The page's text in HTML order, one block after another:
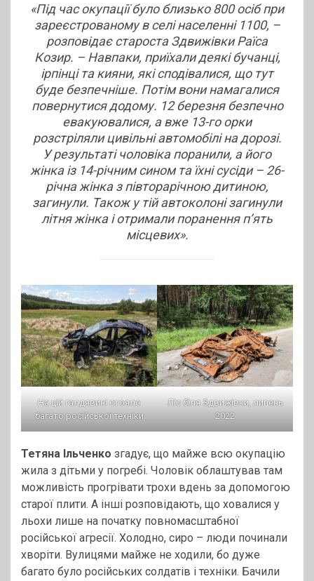
«Під час окупації було близько 800 осіб при
зареєстрованому в селі населенні 1100, –
розповідає староста Здвижівки Раїса
Козир. – Навпаки, приїхали деякі бучанці,
ірпінці та кияни, які сподівалися, що тут
буде безпечніше. Потім вони намагалися
повернутися додому. 12 березня безпечно
евакуювалися, а вже 13-го орки
розстріляли цивільні автомобілі на дорозі.
У результаті чоловіка поранили, а його
жінка із 14-річним сином та їхні сусіди – 26-
річна жінка з півторарічною дитиною,
загинули. Також у тій автоколоні загинули
літня жінка і отримали поранення п’ять
місцевих».
На цій галдявині стояло
багато російської техніки
Ліс біля Здвижівки, липень
2022
Тетяна Ільченко згадує, що майже всю окупацію
жила з дітьми у погребі. Чоловік облаштував там
можливість прогрівати трохи вдень за допомогою
старої плити. А інші розповідають, що ховалися у
льохи лише на початку повномасштабної
російської агресії. Холодно, сиро – люди починали
хворіти. Вулицями майже не ходили, бо дуже
багато було російських солдатів і техніки. Бачили